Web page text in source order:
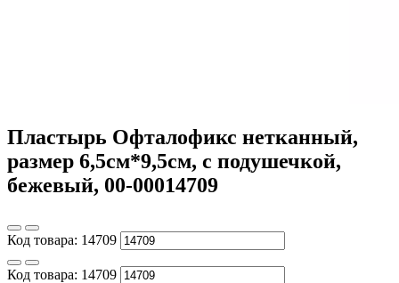
Пластырь Офталофикс нетканный,
размер 6,5см*9,5см, с подушечкой,
бежевый, 00-00014709
Код товара: 14709
Код товара: 14709